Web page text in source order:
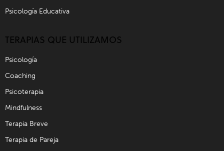
Psicología Educativa
TERAPIAS QUE UTILIZAMOS
Psicología
Coaching
Psicoterapia
Mindfulness
Terapia Breve
Terapia de Pareja